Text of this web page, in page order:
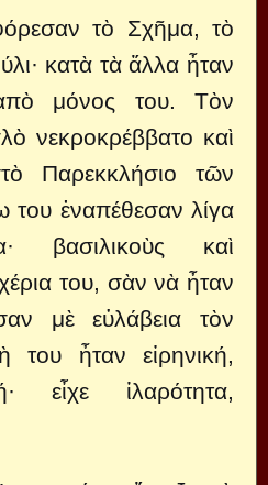
τὸ Σχῆμα, τὸ
κατὰ τὰ ἄλλα ἦταν
ἀπὸ μόνος του. Τὸν
νεκροκρέββατο καὶ
Παρεκκλήσιο τῶν
ἐναπέθεσαν λίγα
βασιλικοὺς καὶ
του, σὰν νὰ ἦταν
μὲ εὐλάβεια τὸν
ἦταν εἰρηνική,
εἶχε ἱλαρότητα,